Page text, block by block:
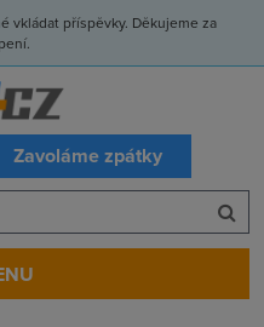
vkládat příspěvky. Děkujeme za
Zavoláme zpátky